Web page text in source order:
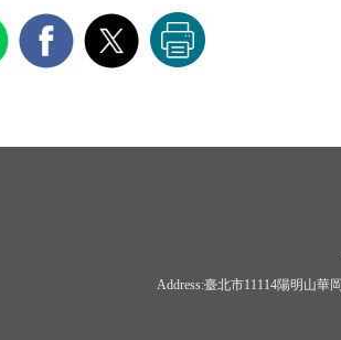
Address:臺北市11114陽明山